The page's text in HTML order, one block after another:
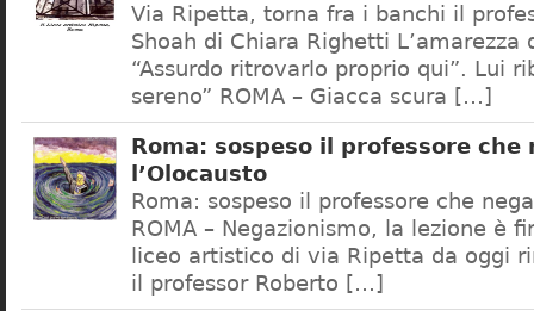
Via Ripetta, torna fra i banchi il
Shoah di Chiara Righetti L’amarezza
“Assurdo ritrovarlo proprio qui”. Lui
sereno” ROMA – Giacca scura […]
Roma: sospeso il professore che
l’Olocausto
Roma: sospeso il professore che
ROMA – Negazionismo, la lezione è
liceo artistico di via Ripetta da oggi
il professor Roberto […]